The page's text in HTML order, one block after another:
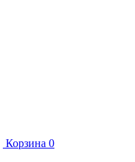
Корзина 0